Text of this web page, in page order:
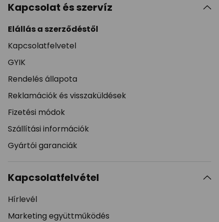
Kapcsolat és szervíz
Elállás a szerződéstől
Kapcsolatfelvetel
GYIK
Rendelés állapota
Reklamációk és visszaküldések
Fizetési módok
Szállítási információk
Gyártói garanciák
Kapcsolatfelvétel
Hírlevél
Marketing együttműködés